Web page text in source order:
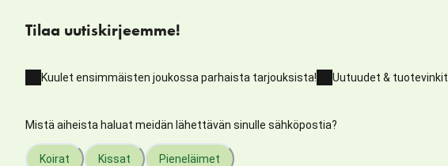
Tilaa uutiskirjeemme!
Kuulet ensimmäisten joukossa parhaista tarjouksista! Uutuudet & tuotevinkit
Mistä aiheista haluat meidän lähettävän sinulle sähköpostia?
Koirat Kissat Pieneläimet